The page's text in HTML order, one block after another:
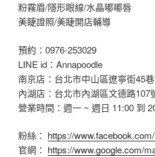
粉霧眉/隱形眼線/水晶嘟嘟唇
美睫證照/美睫開店輔導
預約：0976-253029
LINE id：Annapoodle
南京店：台北市中山區遼寧街45
內湖店：台北市內湖區文德路107
營業時間：週一 ~ 週日 11:00 到
粉絲： https://
官網： https://www.google.com/